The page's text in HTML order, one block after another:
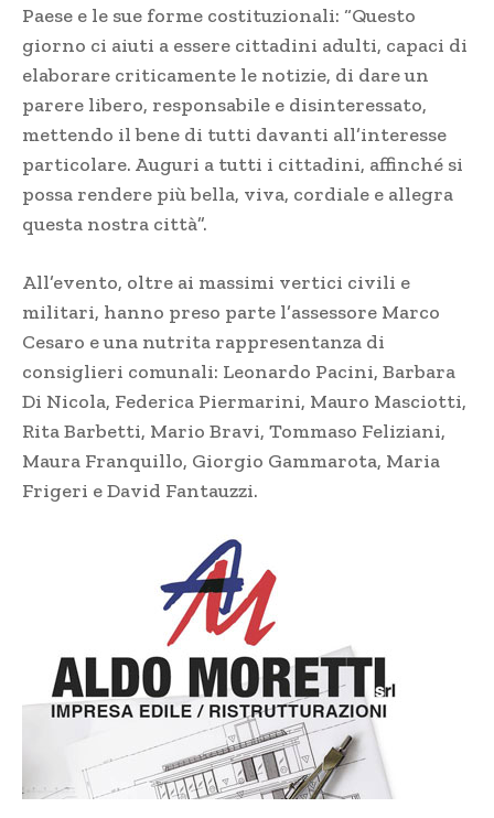
Paese e le sue forme costituzionali: “Questo
giorno ci aiuti a essere cittadini adulti, capaci di
elaborare criticamente le notizie, di dare un
parere libero, responsabile e disinteressato,
mettendo il bene di tutti davanti all’interesse
particolare. Auguri a tutti i cittadini, affinché si
possa rendere più bella, viva, cordiale e allegra
questa nostra città”.
All’evento, oltre ai massimi vertici civili e
militari, hanno preso parte l’assessore Marco
Cesaro e una nutrita rappresentanza di
consiglieri comunali: Leonardo Pacini, Barbara
Di Nicola, Federica Piermarini, Mauro Masciotti,
Rita Barbetti, Mario Bravi, Tommaso Feliziani,
Maura Franquillo, Giorgio Gammarota, Maria
Frigeri e David Fantauzzi.